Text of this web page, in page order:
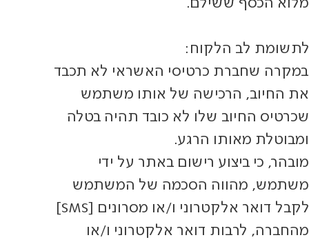
לתשומת לב הלקוח:
במקרה שחברת כרטיסי האשראי לא תכבד
את החיוב, הרכישה של אותו משתמש
שכרטיס החיוב שלו לא כובד תהיה בטלה
ומבוטלת מאותו הרגע.
מובהר, כי ביצוע רישום באתר על ידי
משתמש, מהווה הסכמה של המשתמש
לקבל דואר אלקטרוני ו/או מסרונים [SMS]
מהחברה, לרבות דואר אלקטרוני ו/או